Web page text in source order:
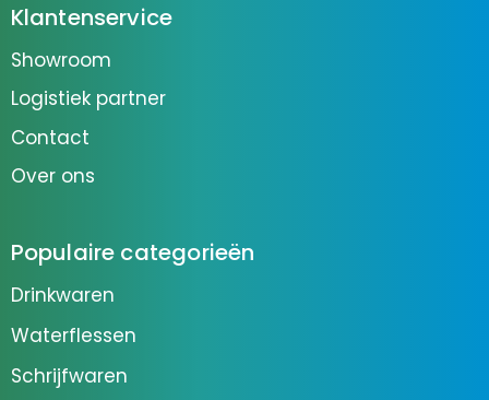
Klantenservice
Showroom
Logistiek partner
Contact
Over ons
Populaire categorieën
Drinkwaren
Waterflessen
Schrijfwaren